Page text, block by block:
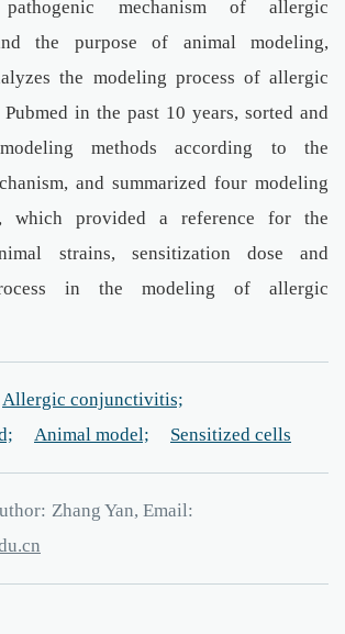
mechanism of allergic
the purpose of animal modeling,
the modeling process of allergic
in the past 10 years, sorted and
methods according to the
and summarized four modeling
which provided a reference for the
strains, sensitization dose and
in the modeling of allergic
Allergic conjunctivitis;
Animal model; Sensitized cells
Zhang Yan, Email:
nc.